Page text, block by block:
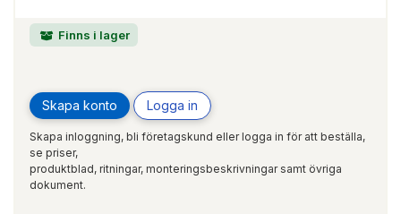
Finns i lager
Skapa konto Logga in
Skapa inloggning, bli företagskund eller logga in för att beställa,
se priser,
produktblad, ritningar, monteringsbeskrivningar samt övriga
dokument.